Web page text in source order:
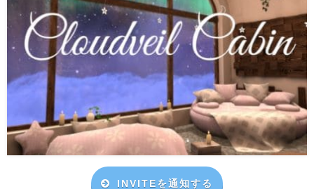
INVITEを通知する